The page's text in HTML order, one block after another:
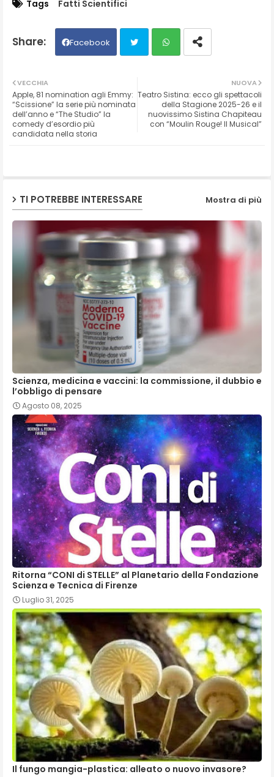
Tags Fatti Scientifici
Facebook
ter ats
ap
NUOVA
Teatro Sistina: ecco gli spettacoli
della Stagione 2025-26 e il
nuovissimo Sistina Chapiteau
con “Moulin Rouge! Il Musical”
VECCHIA
Apple, 81 nomination agli Emmy:
“Scissione” la serie più nominata
dell’anno e “The Studio” la
comedy d’esordio più
candidata nella storia
TI POTREBBE INTERESSARE Mostra di più
Scienza, medicina e vaccini: la commissione, il dubbio e
l’obbligo di pensare
Agosto 08, 2025
Ritorna “CONI di STELLE” al Planetario della Fondazione
Scienza e Tecnica di Firenze
Luglio 31, 2025
Il fungo mangia-plastica: alleato o nuovo invasore?